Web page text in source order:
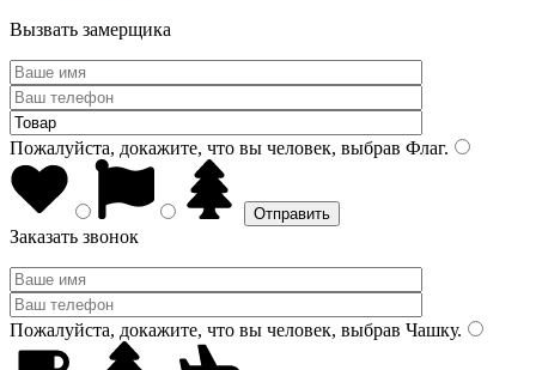
Вызвать замерщика
Пожалуйста, докажите, что вы человек, выбрав Флаг.
Заказать звонок
Пожалуйста, докажите, что вы человек, выбрав Чашку.